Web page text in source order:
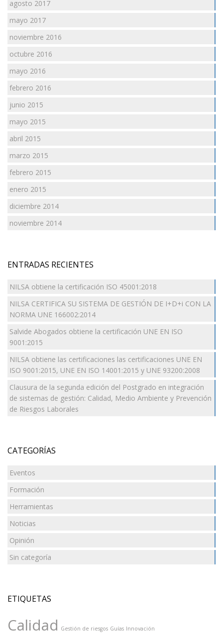
agosto 2017
mayo 2017
noviembre 2016
octubre 2016
mayo 2016
febrero 2016
junio 2015
mayo 2015
abril 2015
marzo 2015
febrero 2015
enero 2015
diciembre 2014
noviembre 2014
ENTRADAS RECIENTES
NILSA obtiene la certificación ISO 45001:2018
NILSA CERTIFICA SU SISTEMA DE GESTIÓN DE I+D+i CON LA
NORMA UNE 166002:2014
Salvide Abogados obtiene la certificación UNE EN ISO
9001:2015
NILSA obtiene las certificaciones las certificaciones UNE EN
ISO 9001:2015, UNE EN ISO 14001:2015 y UNE 93200:2008
Clausura de la segunda edición del Postgrado en integración
de sistemas de gestión: Calidad, Medio Ambiente y Prevención
de Riesgos Laborales
CATEGORÍAS
Eventos
Formación
Herramientas
Noticias
Opinión
Sin categoría
ETIQUETAS
Calidad Gestión de riesgos Guías Innovación